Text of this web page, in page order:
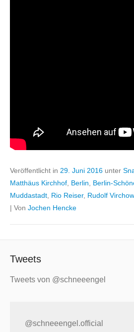
Veröffentlicht in 29. Juni 2016 unter
Matthäus Kirchhof Berlin Berlin-
Muddastadt Rio Reiser, Rudolf Virchow
| Von Jochen Hencke
Tweets
Tweets von @schneeengel
@schneeengel.official